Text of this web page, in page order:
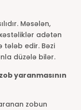
Məsələn,
adətən
tələb edir. Bəzi
düzələ bilər.
yaranmasının
zobun